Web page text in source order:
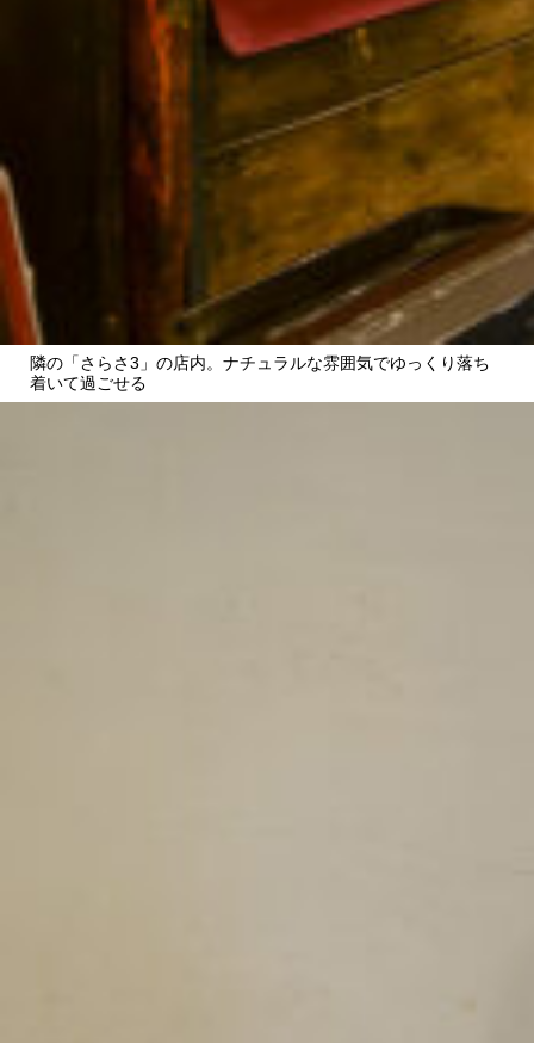
隣の「さらさ3」の店内。ナチュラルな雰囲気でゆっくり落ち
着いて過ごせる